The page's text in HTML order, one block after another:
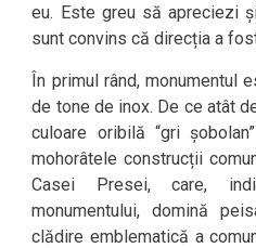
eu. Este greu să apreciezi
sunt convins că direcția a
În primul rând, monumentul
de tone de inox. De ce atât
culoare oribilă “gri
mohorâtele construcții
Casei Presei, care,
monumentului, domină
clădire emblematică a